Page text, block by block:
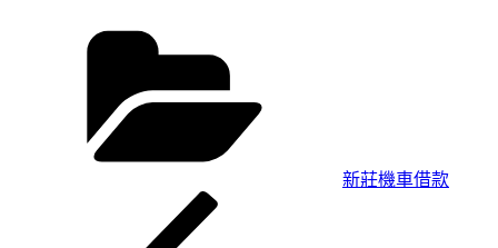
新莊機車借款